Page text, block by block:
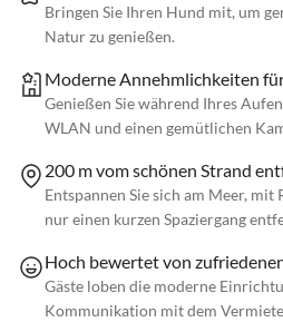
Bringen Sie Ihren Hund mit, um
Natur zu genießen.
Moderne Annehmlichkeiten
Genießen Sie während Ihres
WLAN und einen gemütlichen
200 m vom schönen Strand
Entspannen Sie sich am Meer, mit
nur einen kurzen Spaziergang
Hoch bewertet von
Gäste loben die moderne
Kommunikation mit dem